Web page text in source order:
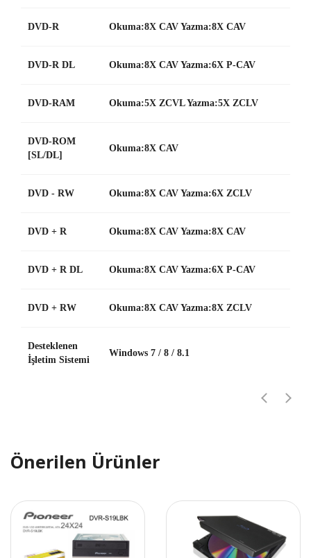
DVD-R Okuma:8X CAV Yazma:8X CAV
DVD-R DL Okuma:8X CAV Yazma:6X P-CAV
DVD-RAM Okuma:5X ZCVL Yazma:5X ZCLV
DVD-ROM
[SL/DL]
Okuma:8X CAV
DVD - RW Okuma:8X CAV Yazma:6X ZCLV
DVD + R Okuma:8X CAV Yazma:8X CAV
DVD + R DL Okuma:8X CAV Yazma:6X P-CAV
DVD + RW Okuma:8X CAV Yazma:8X ZCLV
Desteklenen
İşletim Sistemi
Windows 7 / 8 / 8.1
Önerilen Ürünler